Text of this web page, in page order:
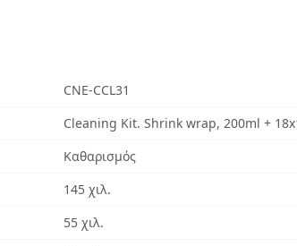
CNE-CCL31
Cleaning Kit. Shrink wrap, 200ml +
Καθαρισμός
145 χιλ.
55 χιλ.